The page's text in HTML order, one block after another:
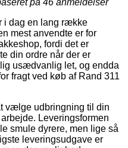
i dag en lang række
mest anvendte er for
fordi det er
din ordre når der er
usædvanlig let, og endda
fragt ved køb af Rand 311
vælge udbringning til din
Leveringsformen
smule dyrere, men lige så
leveringsudgave er